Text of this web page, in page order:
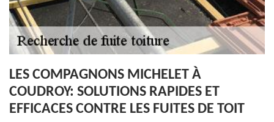
LES COMPAGNONS MICHELET À
COUDROY: SOLUTIONS RAPIDES ET
EFFICACES CONTRE LES FUITES DE TOIT